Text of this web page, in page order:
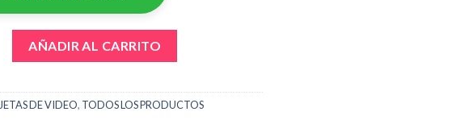
ZOTAC RTX 3050 TWIN EDGE GEFORCE 6GB GDDR6 OC EDITION cantidad
AÑADIR AL CARRITO
DE VIDEO, TODOS LOS PRODUCTOS